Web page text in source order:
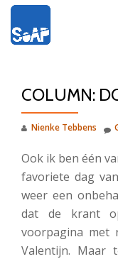
direct
inhoudCOLUMN:
Nienke Tebbens
Ook ik ben één
favoriete dag
weer een
dat de krant
voorpagina met
Valentijn. Maar